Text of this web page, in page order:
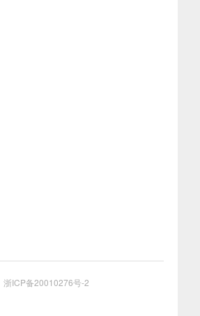
浙ICP备20010276号-2